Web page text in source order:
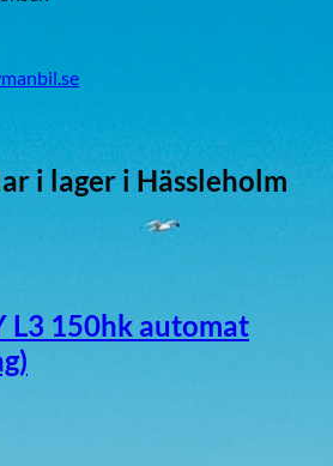
Personbil
i lager i Hässleholm
L3 150hk automat